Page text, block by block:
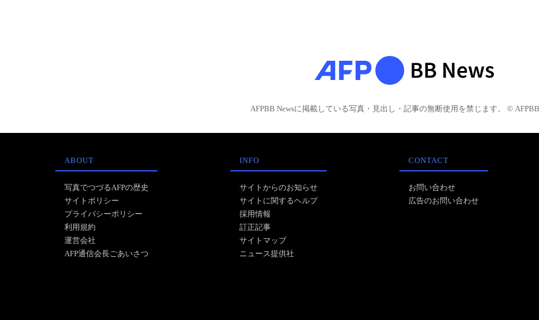
AFPBB Newsに掲載している写真・見出し・記事の無断使用を禁じます。 © AFPBB
ABOUT
写真でつづるAFPの歴史
サイトポリシー
プライバシーポリシー
利用規約
運営会社
AFP通信会長ごあいさつ
INFO
サイトからのお知らせ
サイトに関するヘルプ
採用情報
訂正記事
サイトマップ
ニュース提供社
CONTACT
お問い合わせ
広告のお問い合わせ